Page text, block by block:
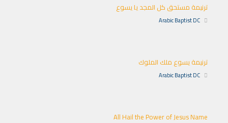
ترنيمة مستحق كل المجد يا يسوع
Arabic Baptist DC
ترنيمة يسوع ملك الملوك
Arabic Baptist DC
All Hail the Power of Jesus Name